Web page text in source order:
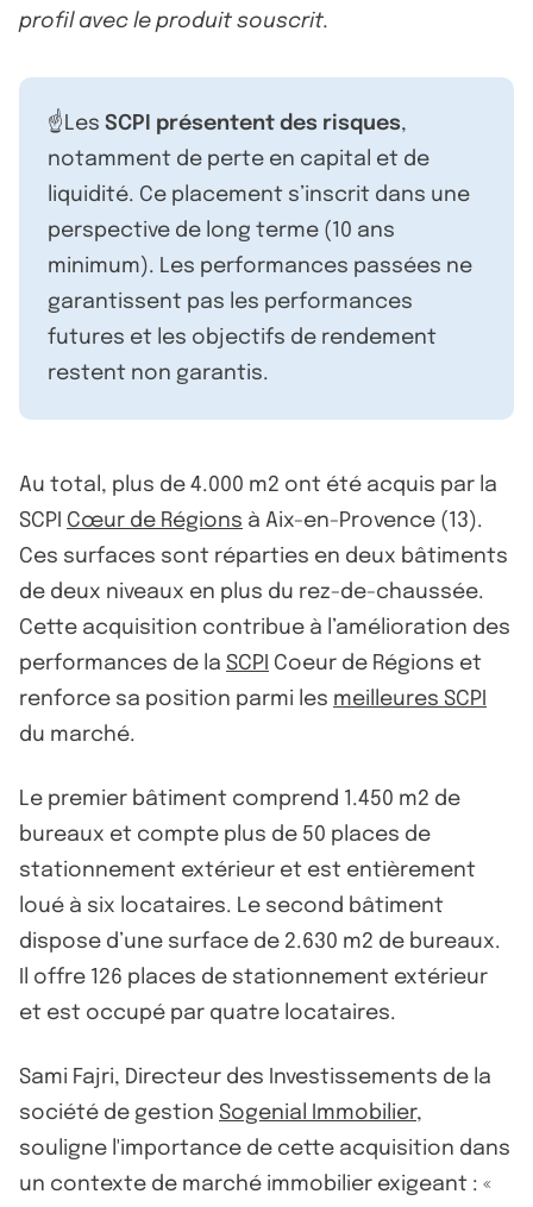
profil avec le produit souscrit.
☝️Les SCPI présentent des risques,
notamment de perte en capital et de
liquidité. Ce placement s’inscrit dans une
perspective de long terme (10 ans
minimum). Les performances passées ne
garantissent pas les performances
futures et les objectifs de rendement
restent non garantis.
Au total, plus de 4.000 m2 ont été acquis par la
SCPI Cœur de Régions à Aix-en-Provence (13).
Ces surfaces sont réparties en deux bâtiments
de deux niveaux en plus du rez-de-chaussée.
Cette acquisition contribue à l’amélioration des
performances de la SCPI Coeur de Régions et
renforce sa position parmi les meilleures SCPI
du marché.
Le premier bâtiment comprend 1.450 m2 de
bureaux et compte plus de 50 places de
stationnement extérieur et est entièrement
loué à six locataires. Le second bâtiment
dispose d’une surface de 2.630 m2 de bureaux.
Il offre 126 places de stationnement extérieur
et est occupé par quatre locataires.
Sami Fajri, Directeur des Investissements de la
société de gestion Sogenial Immobilier,
souligne l'importance de cette acquisition dans
un contexte de marché immobilier exigeant : «